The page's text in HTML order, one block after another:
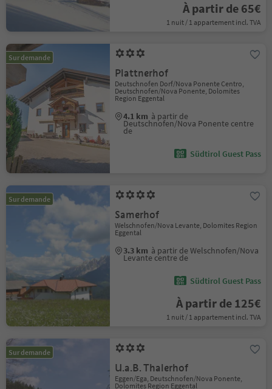
À partir de 65€
1 nuit / 1 appartement incl. TVA
Sur demande
Plattnerhof
Deutschnofen Dorf/Nova Ponente Centro,
Deutschnofen/Nova Ponente, Dolomites
Region Eggental
4.1 km à partir de
Deutschnofen/Nova Ponente centre
de
Südtirol Guest Pass
Sur demande
Samerhof
Welschnofen/Nova Levante, Dolomites Region
Eggental
3.3 km à partir de Welschnofen/Nova
Levante centre de
Südtirol Guest Pass
À partir de 125€
1 nuit / 1 appartement incl. TVA
Sur demande
U.a.B. Thalerhof
Eggen/Ega, Deutschnofen/Nova Ponente,
Dolomites Region Eggental